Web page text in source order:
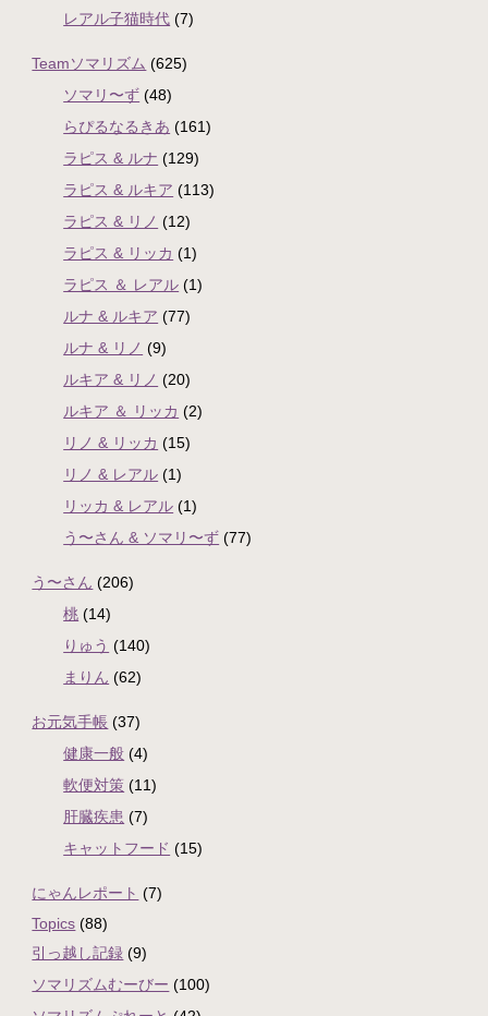
レアル子猫時代 (7)
Teamソマリズム (625)
ソマリ〜ず (48)
らぴるなるきあ (161)
ラピス & ルナ (129)
ラピス & ルキア (113)
ラピス & リノ (12)
ラピス & リッカ (1)
ラピス ＆ レアル (1)
ルナ & ルキア (77)
ルナ & リノ (9)
ルキア & リノ (20)
ルキア ＆ リッカ (2)
リノ & リッカ (15)
リノ & レアル (1)
リッカ & レアル (1)
う〜さん & ソマリ〜ず (77)
う〜さん (206)
桃 (14)
りゅう (140)
まりん (62)
お元気手帳 (37)
健康一般 (4)
軟便対策 (11)
肝臓疾患 (7)
キャットフード (15)
にゃんレポート (7)
Topics (88)
引っ越し記録 (9)
ソマリズムむーびー (100)